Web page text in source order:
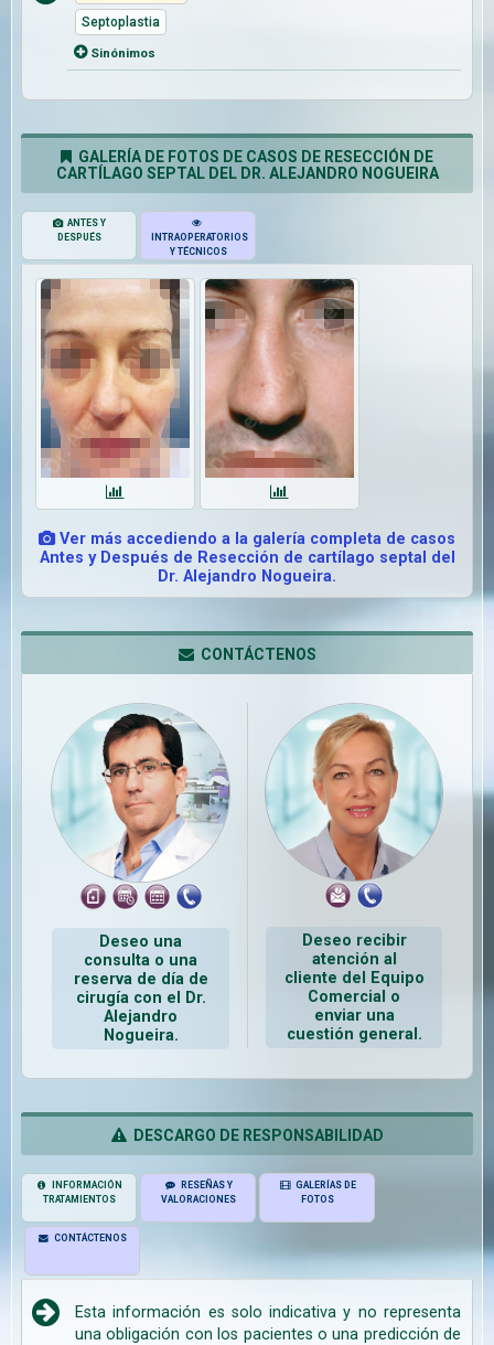
Septoplastia
Sinónimos
GALERÍA DE FOTOS DE CASOS DE RESECCIÓN DE
CARTÍLAGO SEPTAL DEL DR. ALEJANDRO NOGUEIRA
ANTES Y
DESPUÉS
INTRAOPERATORIOS
Y TÉCNICOS
Ver más accediendo a la galería completa de casos
Antes y Después de Resección de cartílago septal del
Dr. Alejandro Nogueira.
CONTÁCTENOS
Deseo una
consulta o una
reserva de día de
cirugía con el Dr.
Alejandro
Nogueira.
Deseo recibir
atención al
cliente del Equipo
Comercial o
enviar una
cuestión general.
DESCARGO DE RESPONSABILIDAD
INFORMACIÓN
TRATAMIENTOS
RESEÑAS Y
VALORACIONES
GALERÍAS DE
FOTOS
CONTÁCTENOS
Esta información es solo indicativa y no representa
una obligación con los pacientes o una predicción de